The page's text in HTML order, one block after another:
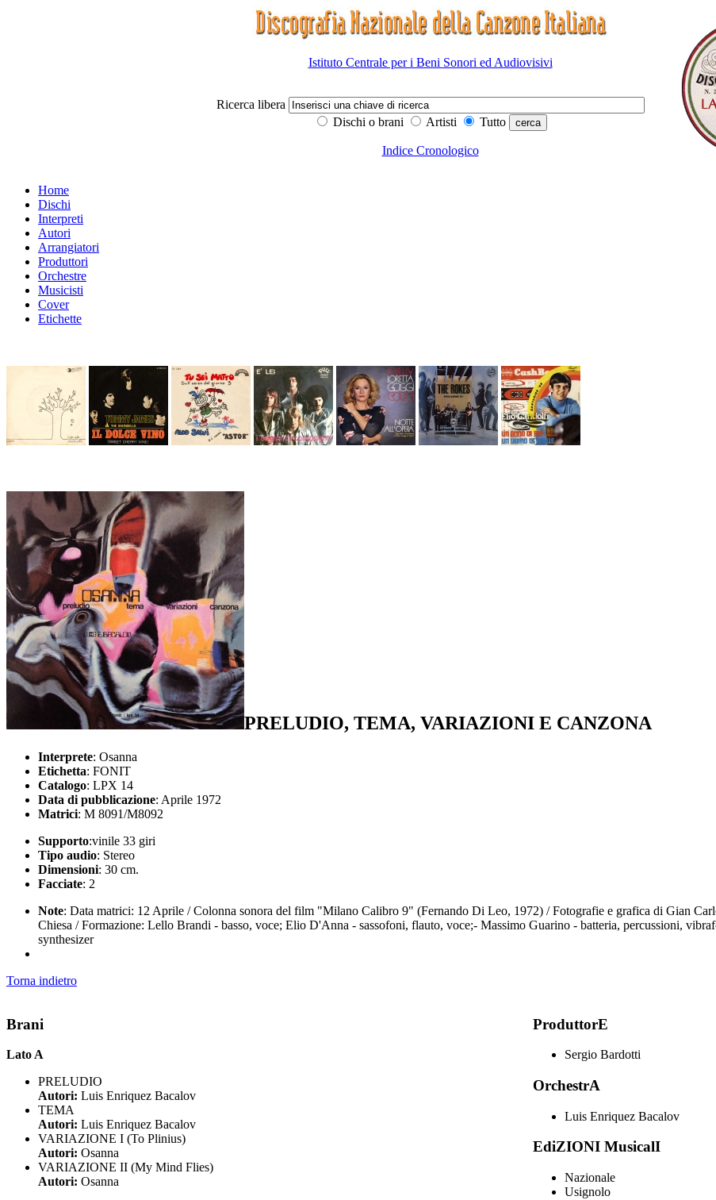
Istituto Centrale per i Beni Sonori ed Audiovisivi
Ricerca libera
Dischi o brani
Artisti Tutto
Indice Cronologico
Home
Dischi
Interpreti
Autori
Arrangiatori
Produttori
Orchestre
Musicisti
Cover
Etichette
PRELUDIO, TEMA, VARIAZIONI E CANZONA
Interprete: Osanna
Etichetta: FONIT
Catalogo: LPX 14
Data di pubblicazione: Aprile 1972
Matrici: M 8091/M8092
Supporto:vinile 33 giri
Tipo audio: Stereo
Dimensioni: 30 cm.
Facciate: 2
Note: Data matrici: 12 Aprile / Colonna sonora del film "Milano Calibro 9" (Fernando Di Leo, 1972) / Fotografie e grafica di Gian
Chiesa / Formazione: Lello Brandi - basso, voce; Elio D'Anna - sassofoni, flauto, voce;- Massimo Guarino - batteria, percussioni,
synthesizer
Torna indietro
Brani
Lato A
PRELUDIO
Autori: Luis Enriquez Bacalov
TEMA
Autori: Luis Enriquez Bacalov
VARIAZIONE I (To Plinius)
Autori: Osanna
VARIAZIONE II (My Mind Flies)
Autori: Osanna
ProduttorE
Sergio Bardotti
OrchestrA
Luis Enriquez Bacalov
EdiZIONI MusicalI
Nazionale
Usignolo